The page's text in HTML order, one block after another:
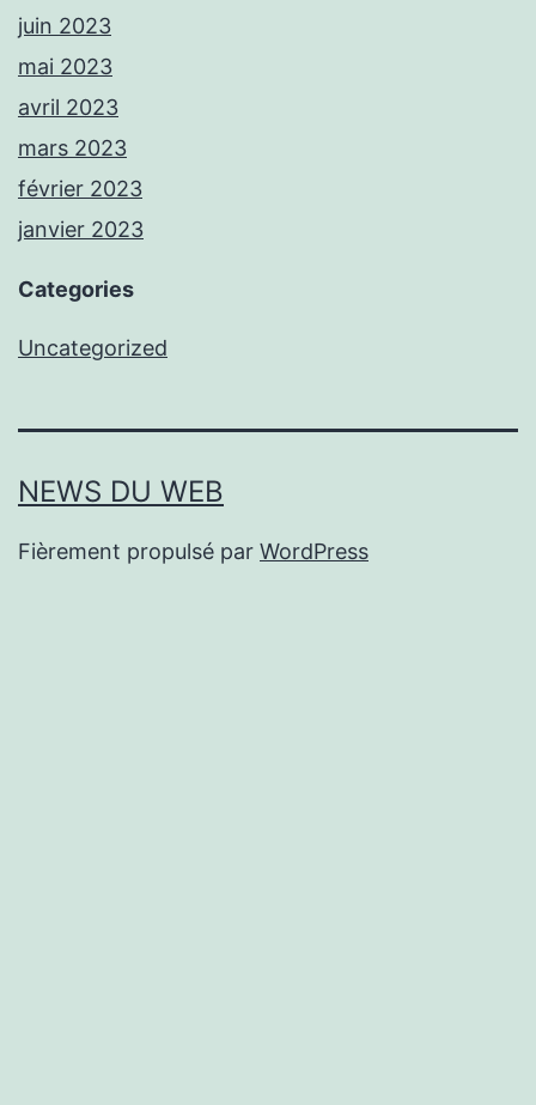
juin 2023
mai 2023
avril 2023
mars 2023
février 2023
janvier 2023
Categories
Uncategorized
NEWS DU WEB
Fièrement propulsé par WordPress